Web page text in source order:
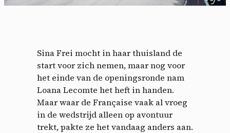
Sina Frei mocht in haar thuisland de
start voor zich nemen, maar nog voor
het einde van de openingsronde nam
Loana Lecomte het heft in handen.
Maar waar de Française vaak al vroeg
in de wedstrijd alleen op avontuur
trekt, pakte ze het vandaag anders aan.